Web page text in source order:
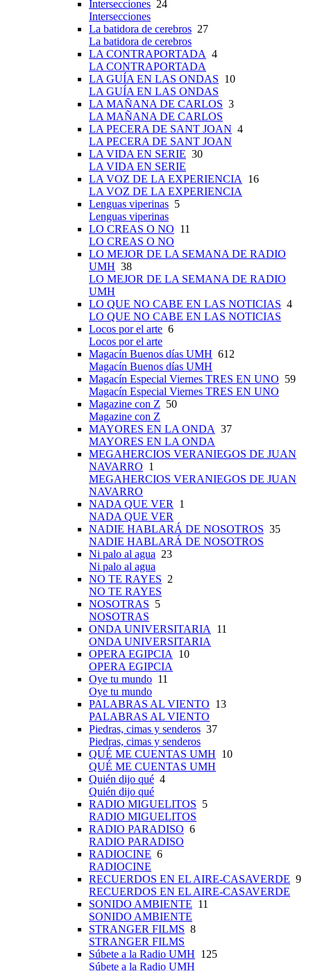
Intersecciones 24
Intersecciones
La batidora de cerebros 27
La batidora de cerebros
LA CONTRAPORTADA 4
LA CONTRAPORTADA
LA GUÍA EN LAS ONDAS 10
LA GUÍA EN LAS ONDAS
LA MAÑANA DE CARLOS 3
LA MAÑANA DE CARLOS
LA PECERA DE SANT JOAN 4
LA PECERA DE SANT JOAN
LA VIDA EN SERIE 30
LA VIDA EN SERIE
LA VOZ DE LA EXPERIENCIA 16
LA VOZ DE LA EXPERIENCIA
Lenguas viperinas 5
Lenguas viperinas
LO CREAS O NO 11
LO CREAS O NO
LO MEJOR DE LA SEMANA DE RADIO
UMH 38
LO MEJOR DE LA SEMANA DE RADIO
UMH
LO QUE NO CABE EN LAS NOTICIAS 4
LO QUE NO CABE EN LAS NOTICIAS
Locos por el arte 6
Locos por el arte
Magacín Buenos días UMH 612
Magacín Buenos días UMH
Magacín Especial Viernes TRES EN UNO 59
Magacín Especial Viernes TRES EN UNO
Magazine con Z 50
Magazine con Z
MAYORES EN LA ONDA 37
MAYORES EN LA ONDA
MEGAHERCIOS VERANIEGOS DE JUAN
NAVARRO 1
MEGAHERCIOS VERANIEGOS DE JUAN
NAVARRO
NADA QUE VER 1
NADA QUE VER
NADIE HABLARÁ DE NOSOTROS 35
NADIE HABLARÁ DE NOSOTROS
Ni palo al agua 23
Ni palo al agua
NO TE RAYES 2
NO TE RAYES
NOSOTRAS 5
NOSOTRAS
ONDA UNIVERSITARIA 11
ONDA UNIVERSITARIA
OPERA EGIPCIA 10
OPERA EGIPCIA
Oye tu mundo 11
Oye tu mundo
PALABRAS AL VIENTO 13
PALABRAS AL VIENTO
Piedras, cimas y senderos 37
Piedras, cimas y senderos
QUÉ ME CUENTAS UMH 10
QUÉ ME CUENTAS UMH
Quién dijo qué 4
Quién dijo qué
RADIO MIGUELITOS 5
RADIO MIGUELITOS
RADIO PARADISO 6
RADIO PARADISO
RADIOCINE 6
RADIOCINE
RECUERDOS EN EL AIRE-CASAVERDE 9
RECUERDOS EN EL AIRE-CASAVERDE
SONIDO AMBIENTE 11
SONIDO AMBIENTE
STRANGER FILMS 8
STRANGER FILMS
Súbete a la Radio UMH 125
Súbete a la Radio UMH